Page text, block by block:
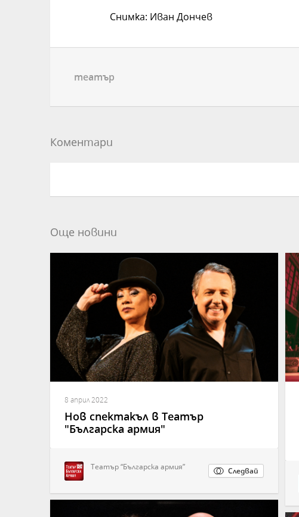
Снимка: Иван Дончев
театър
Коментари
Още новини
8 април 2022
Нов спектакъл в Театър
"Българска армия"
Следвай
Театър “Българска армия”